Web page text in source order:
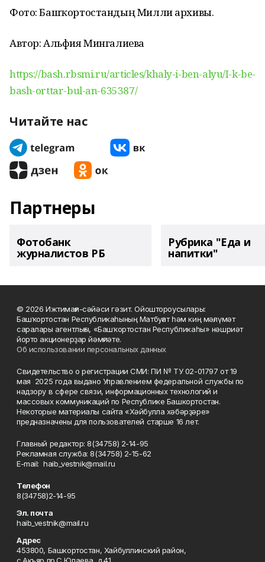
Фото: Башҡортостандың Милли архивы.
Автор: Альфия Мингалиева
https://bash.rbsmi.ru/articles/khaly-i-ben-alyu/I-k-be-
bash-orttar-bul-an-635387/
Читайте нас
Партнеры
Фотобанк
журналистов РБ
Рубрика "Еда и
напитки"
© 2026 Ижтимағи-сәйәси гәзит. Ойоштороусылары:
Башҡортостан Республикаһының Матбуғат һәм киң мәғлүмәт
саралары агентлығы, «Башҡортостан Республикаһы» нәшриәт
йорто акционерҙар йәмғиәте.
Об использовании персональных данных
Свидетельство о регистрации СМИ: ПИ № ТУ 02-01797 от 19
мая 2025 года выдано Управлением федеральной службы по
надзору в сфере связи, информационных технологий и
массовых коммуникаций по Республике Башкортостан.
Некоторые материалы сайта «Хәйбулла хәбәрҙәре»
предназначены для пользователей старше 16 лет.
Главный редактор: 8(34758) 2-14-95
Рекламная служба: 8(34758) 2-15-62
Е-mаil: haib_vestnik@mail.ru
Телефон
8(34758)2-14-95
Эл. почта
haib_vestnik@mail.ru
Адрес
453800, Башкортостан, Хайбуллинский район,